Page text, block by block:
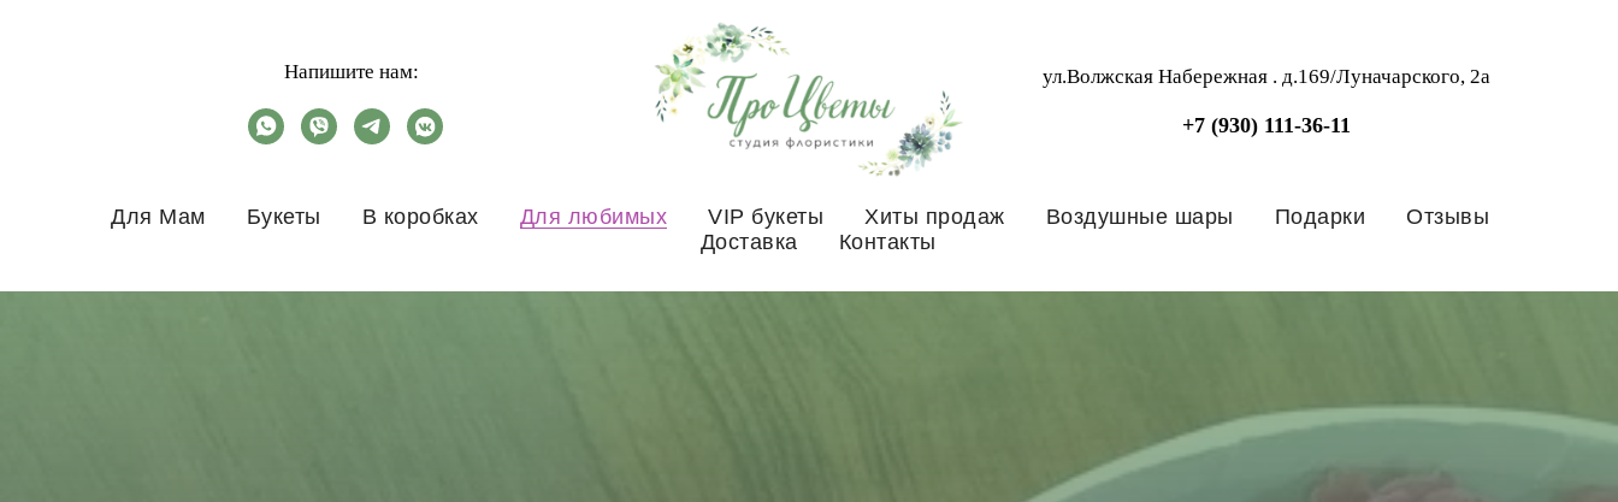
Напишите нам: ул.Волжская Набережная . д.169/Луначарского, 2а
+7 (930) 111-36-11
Для Мам Букеты В коробках Для любимых VIP букеты Хиты продаж Воздушные шары Подарки
Отзывы
Доставка
Контакты